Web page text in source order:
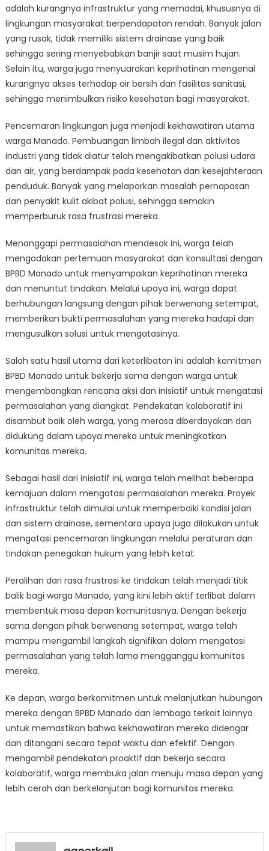
adalah kurangnya infrastruktur yang memadai, khususnya di
lingkungan masyarakat berpendapatan rendah. Banyak jalan
yang rusak, tidak memiliki sistem drainase yang baik
sehingga sering menyebabkan banjir saat musim hujan.
Selain itu, warga juga menyuarakan keprihatinan mengenai
kurangnya akses terhadap air bersih dan fasilitas sanitasi,
sehingga menimbulkan risiko kesehatan bagi masyarakat.
Pencemaran lingkungan juga menjadi kekhawatiran utama
warga Manado. Pembuangan limbah ilegal dan aktivitas
industri yang tidak diatur telah mengakibatkan polusi udara
dan air, yang berdampak pada kesehatan dan kesejahteraan
penduduk. Banyak yang melaporkan masalah pernapasan
dan penyakit kulit akibat polusi, sehingga semakin
memperburuk rasa frustrasi mereka.
Menanggapi permasalahan mendesak ini, warga telah
mengadakan pertemuan masyarakat dan konsultasi dengan
BPBD Manado untuk menyampaikan keprihatinan mereka
dan menuntut tindakan. Melalui upaya ini, warga dapat
berhubungan langsung dengan pihak berwenang setempat,
memberikan bukti permasalahan yang mereka hadapi dan
mengusulkan solusi untuk mengatasinya.
Salah satu hasil utama dari keterlibatan ini adalah komitmen
BPBD Manado untuk bekerja sama dengan warga untuk
mengembangkan rencana aksi dan inisiatif untuk mengatasi
permasalahan yang diangkat. Pendekatan kolaboratif ini
disambut baik oleh warga, yang merasa diberdayakan dan
didukung dalam upaya mereka untuk meningkatkan
komunitas mereka.
Sebagai hasil dari inisiatif ini, warga telah melihat beberapa
kemajuan dalam mengatasi permasalahan mereka. Proyek
infrastruktur telah dimulai untuk memperbaiki kondisi jalan
dan sistem drainase, sementara upaya juga dilakukan untuk
mengatasi pencemaran lingkungan melalui peraturan dan
tindakan penegakan hukum yang lebih ketat.
Peralihan dari rasa frustrasi ke tindakan telah menjadi titik
balik bagi warga Manado, yang kini lebih aktif terlibat dalam
membentuk masa depan komunitasnya. Dengan bekerja
sama dengan pihak berwenang setempat, warga telah
mampu mengambil langkah signifikan dalam mengatasi
permasalahan yang telah lama mengganggu komunitas
mereka.
Ke depan, warga berkomitmen untuk melanjutkan hubungan
mereka dengan BPBD Manado dan lembaga terkait lainnya
untuk memastikan bahwa kekhawatiran mereka didengar
dan ditangani secara tepat waktu dan efektif. Dengan
mengambil pendekatan proaktif dan bekerja secara
kolaboratif, warga membuka jalan menuju masa depan yang
lebih cerah dan berkelanjutan bagi komunitas mereka.